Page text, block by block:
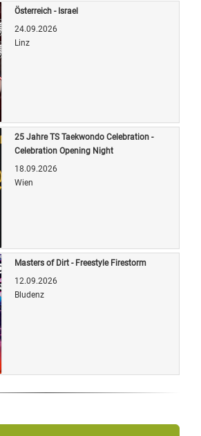
Österreich - Israel
24.09.2026
Linz
25 Jahre TS Taekwondo Celebration -
Celebration Opening Night
18.09.2026
Wien
Masters of Dirt - Freestyle Firestorm
12.09.2026
Bludenz